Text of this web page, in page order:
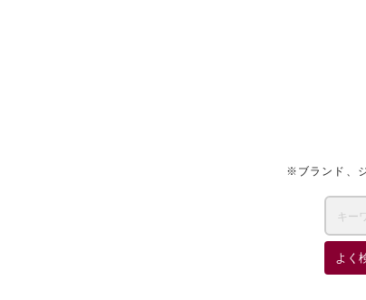
※ブランド、
よく